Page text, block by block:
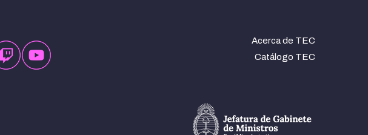
Acerca de TEC
Catálogo TEC